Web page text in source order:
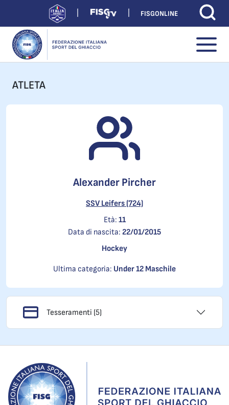
FISGONLINE
ATLETA
Alexander Pircher
SSV Leifers (724)
Età: 11
Data di nascita: 22/01/2015
Hockey
Ultima categoria: Under 12 Maschile
Tesseramenti (5)